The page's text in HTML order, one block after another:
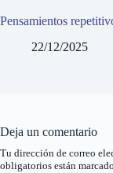
Pensamientos
22/12/2025
Deja un comentario
Tu dirección de correo
obligatorios están